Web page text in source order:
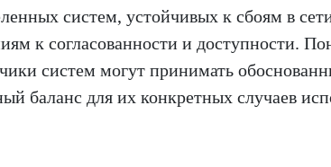
систем, устойчивых к сбоям в
к согласованности и доступности.
систем могут принимать
баланс для их конкретных случаев